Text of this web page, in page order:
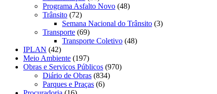
Programa Asfalto Novo (48)
Trânsito (72)
Semana Nacional do Trânsito (3)
Transporte (69)
Transporte Coletivo (48)
IPLAN (42)
Meio Ambiente (197)
Obras e Serviços Públicos (970)
Diário de Obras (834)
Parques e Praças (6)